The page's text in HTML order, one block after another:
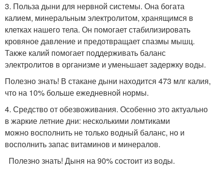
3. Польза дыни для нервной системы. Она богата
калием, минеральным электролитом, хранящимся в
клетках нашего тела. Он помогает стабилизировать
кровяное давление и предотвращает спазмы мышц.
Также калий помогает поддерживать баланс
электролитов в организме и уменьшает задержку воды.
Полезно знать! В стакане дыни находится 473 млг калия,
что на 10% больше ежедневной нормы.
4. Средство от обезвоживания. Особенно это актуально
в жаркие летние дни: несколькими ломтиками
можно восполнить не только водный баланс, но и
восполнить запас витаминов и минералов.
Полезно знать! Дыня на 90% состоит из воды.